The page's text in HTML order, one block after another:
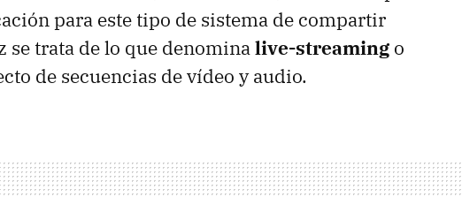
para este tipo de sistema de compartir
se trata de lo que denominalive-streaming o
de secuencias de vídeo y audio.